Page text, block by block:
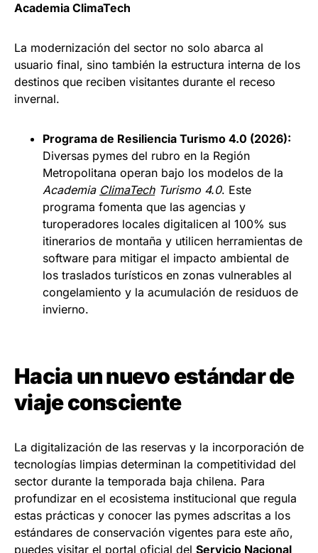
Academia ClimaTech
La modernización del sector no solo abarca al
usuario final, sino también la estructura interna de los
destinos que reciben visitantes durante el receso
invernal.
Programa de Resiliencia Turismo 4.0 (2026):
Diversas pymes del rubro en la Región
Metropolitana operan bajo los modelos de la
Academia ClimaTechTurismo 4.0. Este
programa fomenta que las agencias y
turoperadores locales digitalicen al 100% sus
itinerarios de montaña y utilicen herramientas de
software para mitigar el impacto ambiental de
los traslados turísticos en zonas vulnerables al
congelamiento y la acumulación de residuos de
invierno.
Hacia un nuevo estándar de
viaje consciente
La digitalización de las reservas y la incorporación de
tecnologías limpias determinan la competitividad del
sector durante la temporada baja chilena. Para
profundizar en el ecosistema institucional que regula
estas prácticas y conocer las pymes adscritas a los
estándares de conservación vigentes para este año,
puedes visitar el portal oficial del Servicio Nacional